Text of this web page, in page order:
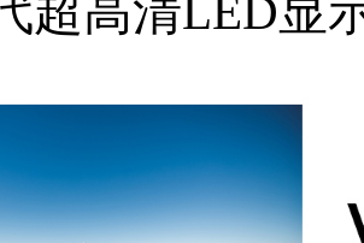
超高清LED显